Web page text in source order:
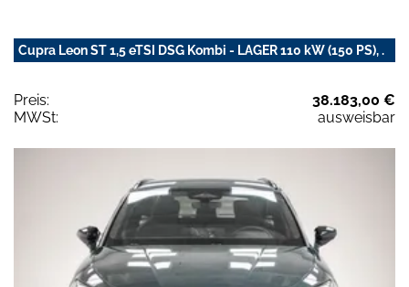
Cupra Leon ST 1,5 eTSI DSG Kombi - LAGER 110 kW (150 PS), .
Preis:
38.183,00 €
MWSt:
ausweisbar